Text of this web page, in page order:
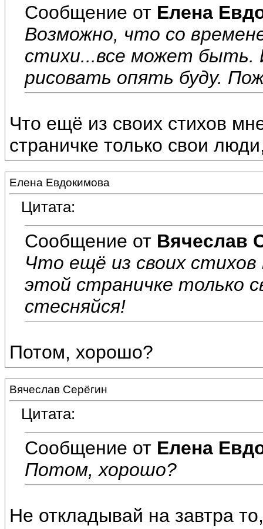
Сообщение от Елена
Возможно, что со
стихи...все может быть.
рисовать опять буду.
Что ещё из своих стихов
страничке только свои
Елена Евдокимова
Цитата:
Сообщение от Вячеслав
Что ещё из своих
этой страничке только
стесняйся!
Потом, хорошо?
Вячеслав Серёгин
Цитата:
Сообщение от Елена
Потом, хорошо?
Не откладывай на завтра